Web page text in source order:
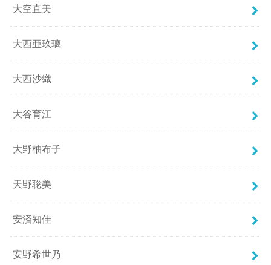
大空直美
大西亜玖璃
大西沙織
大谷育江
大野柚布子
天野聡美
安済知佳
安野希世乃